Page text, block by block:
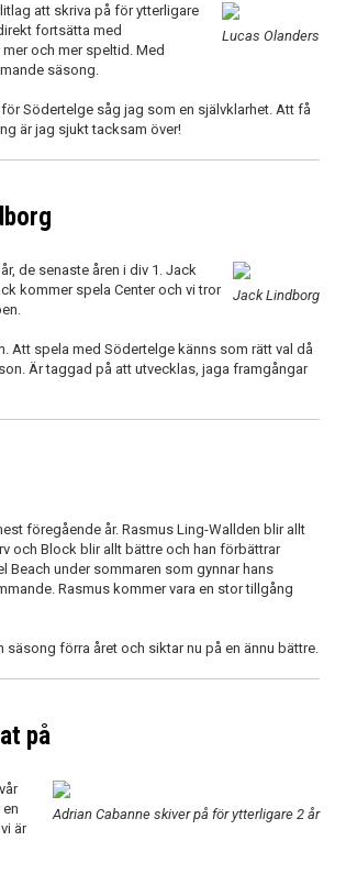
Lucas Olanders
att skriva på för ytterligare
fortsätta med
och mer speltid. Med
säsong.
Södertelge såg jag som en självklarhet. Att få
är jag sjukt tacksam över!
Jack Lindborg
de senaste åren i div 1. Jack
kommer spela Center och vi tror
Att spela med Södertelge känns som rätt val då
Är taggad på att utvecklas, jaga framgångar
föregående år. Rasmus Ling-Wallden blir allt
och Block blir allt bättre och han förbättrar
Beach under sommaren som gynnar hans
Rasmus kommer vara en stor tillgång
förra året och siktar nu på en ännu bättre.
på
Adrian Cabanne skiver på för ytterligare 2 år
är